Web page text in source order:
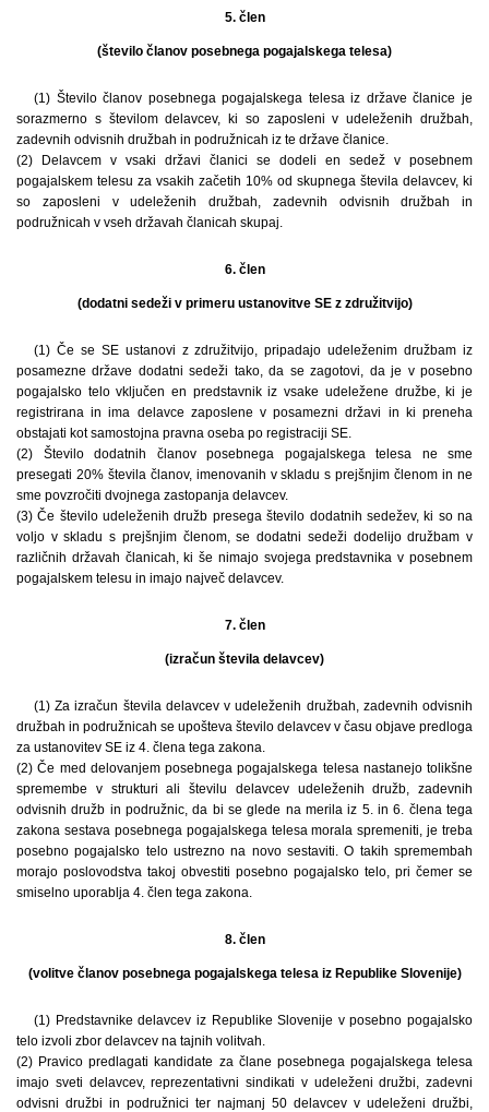
5. člen
(število članov posebnega pogajalskega telesa)
(1) Število članov posebnega pogajalskega telesa iz države članice je
sorazmerno s številom delavcev, ki so zaposleni v udeleženih družbah,
zadevnih odvisnih družbah in podružnicah iz te države članice.
(2) Delavcem v vsaki državi članici se dodeli en sedež v posebnem
pogajalskem telesu za vsakih začetih 10% od skupnega števila delavcev, ki
so zaposleni v udeleženih družbah, zadevnih odvisnih družbah in
podružnicah v vseh državah članicah skupaj.
6. člen
(dodatni sedeži v primeru ustanovitve SE z združitvijo)
(1) Če se SE ustanovi z združitvijo, pripadajo udeleženim družbam iz
posamezne države dodatni sedeži tako, da se zagotovi, da je v posebno
pogajalsko telo vključen en predstavnik iz vsake udeležene družbe, ki je
registrirana in ima delavce zaposlene v posamezni državi in ki preneha
obstajati kot samostojna pravna oseba po registraciji SE.
(2) Število dodatnih članov posebnega pogajalskega telesa ne sme
presegati 20% števila članov, imenovanih v skladu s prejšnjim členom in ne
sme povzročiti dvojnega zastopanja delavcev.
(3) Če število udeleženih družb presega število dodatnih sedežev, ki so na
voljo v skladu s prejšnjim členom, se dodatni sedeži dodelijo družbam v
različnih državah članicah, ki še nimajo svojega predstavnika v posebnem
pogajalskem telesu in imajo največ delavcev.
7. člen
(izračun števila delavcev)
(1) Za izračun števila delavcev v udeleženih družbah, zadevnih odvisnih
družbah in podružnicah se upošteva število delavcev v času objave predloga
za ustanovitev SE iz 4. člena tega zakona.
(2) Če med delovanjem posebnega pogajalskega telesa nastanejo tolikšne
spremembe v strukturi ali številu delavcev udeleženih družb, zadevnih
odvisnih družb in podružnic, da bi se glede na merila iz 5. in 6. člena tega
zakona sestava posebnega pogajalskega telesa morala spremeniti, je treba
posebno pogajalsko telo ustrezno na novo sestaviti. O takih spremembah
morajo poslovodstva takoj obvestiti posebno pogajalsko telo, pri čemer se
smiselno uporablja 4. člen tega zakona.
8. člen
(volitve članov posebnega pogajalskega telesa iz Republike Slovenije)
(1) Predstavnike delavcev iz Republike Slovenije v posebno pogajalsko
telo izvoli zbor delavcev na tajnih volitvah.
(2) Pravico predlagati kandidate za člane posebnega pogajalskega telesa
imajo sveti delavcev, reprezentativni sindikati v udeleženi družbi, zadevni
odvisni družbi in podružnici ter najmanj 50 delavcev v udeleženi družbi,